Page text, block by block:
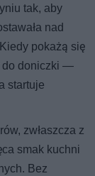
tak, aby
nad
pokażą się
do doniczki —
startuje
zwłaszcza z
smak kuchni
Bez